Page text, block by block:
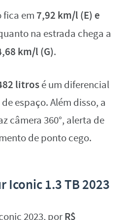
fica em 7,92 km/l (E) e
na estrada chega a
km/l (G).
litrosé um diferencial
espaço. Além disso, a
câmera 360°, alerta de
de ponto cego.
Iconic 1.3 TB 2023
2023, porR$